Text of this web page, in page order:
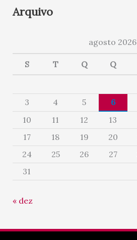
Arquivo
agosto 2026
S T Q Q
3
4 5 6
10
11 12 13
17
18 19 20
24
25 26 27
31
« dez